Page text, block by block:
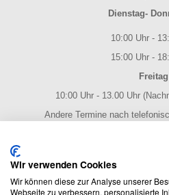
Dienstag-
10:00 Uhr -
15:00 Uhr -
Freitag
10:00 Uhr - 13.00 Uhr
Andere Termine nach
NOTENPOST BY
Wir verwenden Cookies
Wir können diese zur Analyse unserer
Webseite zu verbessern, personalisierte